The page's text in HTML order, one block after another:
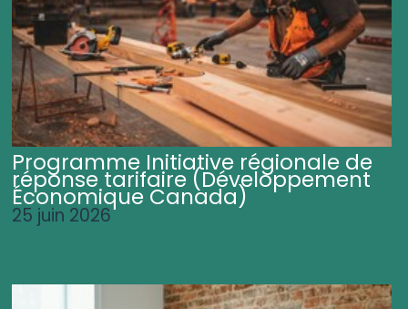
Programme Initiative régionale de
réponse tarifaire (Développement
Économique Canada)
25 juin 2026